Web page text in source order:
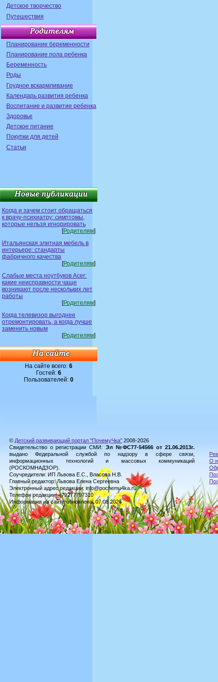
Детское творчество
Путешествия
Планирование беременности
Планирование пола ребенка
Беременность
Роды
Грудное вскармливание
Календарь развития ребенка
Воспитание и развитие ребенка
Здоровье
Детское питание
Покупки для детей
Статьи
Когда и зачем стоит обращаться
к врачу-психиатру: симптомы,
которые нельзя игнорировать
[Родителям]
Итальянская элитная мебель в
интерьере: стандарты
фабричного качества
[Родителям]
Слабые места ноутбуков Acer:
какие неисправности чаще
возникают после нескольких лет
работы
[Родителям]
Когда телевизор выгоднее
отремонтировать, а когда лучше
заменить новым
[Родителям]
На сайте всего: 6
Гостей: 6
Пользователей: 0
© Детский развивающий портал "ПочемуЧка" 2008-2026
Свидетельство о регистрации СМИ: Эл №ФС77-54566 от 21.06.2013г.
выдано Федеральной службой по надзору в сфере связи,
информационных технологий и массовых коммуникаций
(РОСКОМНАДЗОР).
Соучредители: ИП Львова Е.С., Власова Н.В.
Главный редактор: Львова Елена Сергеевна
Электронный адрес редакции: info@pochemu4ka.ru
Телефон редакции: +79277797310
Информация на сайте обновлена: 07.08.2026
О